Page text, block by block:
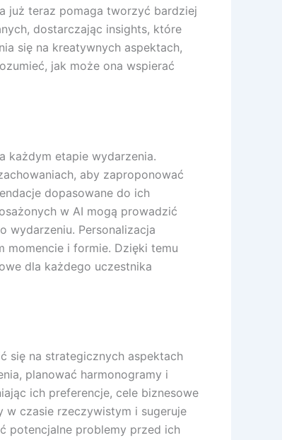
już teraz pomaga tworzyć bardziej
dostarczając insights, które
się na kreatywnych aspektach,
jak może ona wspierać
każdym etapie wydarzenia.
aby zaproponować
dopasowane do ich
w AI mogą prowadzić
wydarzeniu. Personalizacja
i formie. Dzięki temu
dla każdego uczestnika
się na strategicznych aspektach
planować harmonogramy i
ich preferencje, cele biznesowe
w czasie rzeczywistym i sugeruje
potencjalne problemy przed ich